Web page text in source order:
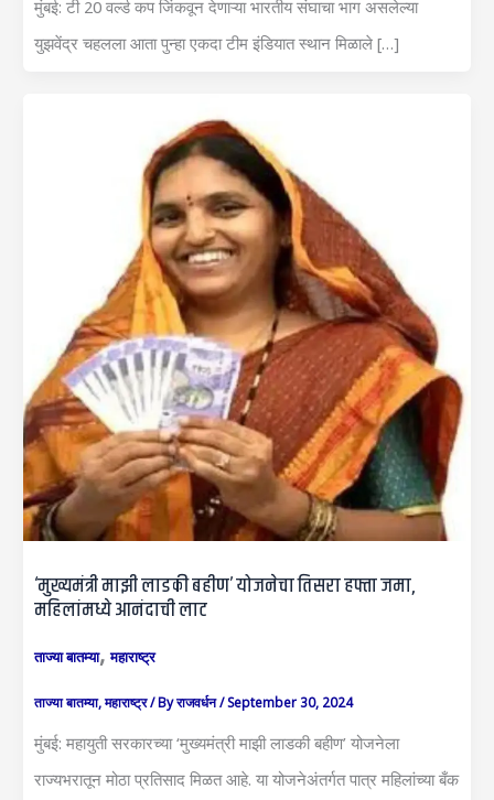
मुंबई: टी 20 वर्ल्ड कप जिंकवून देणाऱ्या भारतीय संघाचा भाग असलेल्या
युझवेंद्र चहलला आता पुन्हा एकदा टीम इंडियात स्थान मिळाले […]
‘मुख्यमंत्री माझी लाडकी बहीण’ योजनेचा तिसरा हफ्ता जमा,
महिलांमध्ये आनंदाची लाट
ताज्या बातम्या,महाराष्ट्र
ताज्या बातम्या,महाराष्ट्र/ Byराजवर्धन/September 30, 2024
मुंबई: महायुती सरकारच्या ‘मुख्यमंत्री माझी लाडकी बहीण’ योजनेला
राज्यभरातून मोठा प्रतिसाद मिळत आहे. या योजनेअंतर्गत पात्र महिलांच्या बँक